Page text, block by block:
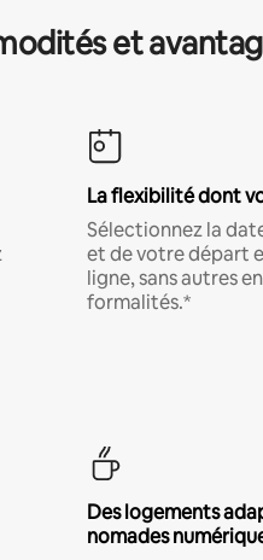
et
La flexibilité dont
Sélectionnez la
et de votre départ
ligne, sans autres
formalités.*
Des logements
nomades